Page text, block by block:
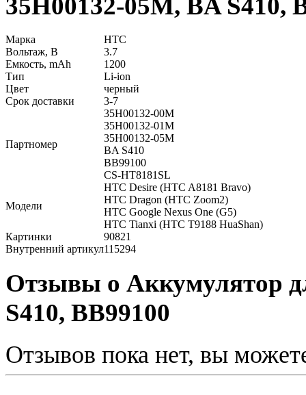
35H00132-05M, BA S410,
Марка
HTC
Вольтаж, В
3.7
Емкость, mAh
1200
Тип
Li-ion
Цвет
черный
Срок доставки
3-7
Партномер
35H00132-00M
35H00132-01M
35H00132-05M
BA S410
BB99100
CS-HT8181SL
Модели
HTC Desire (HTC A8181 Bravo)
HTC Dragon (HTC Zoom2)
HTC Google Nexus One (G5)
HTC Tianxi (HTC T9188 HuaShan)
Картинки
90821
Внутренний артикул115294
Отзывы о Аккумулятор
S410, BB99100
Отзывов пока нет, вы